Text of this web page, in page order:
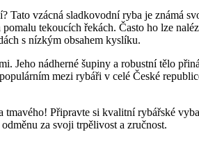
Tato vzácná sladkovodní ryba je známá
tekoucích řekách. Často ho lze
s nízkým obsahem kyslíku.
Jeho nádherné šupiny a robustní tělo
mezi rybáři v celé České
Připravte si kvalitní rybářské
za svoji trpělivost a zručnost.